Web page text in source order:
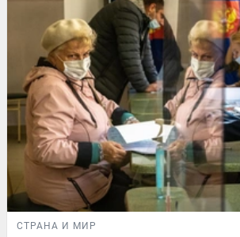
СТРАНА И МИР